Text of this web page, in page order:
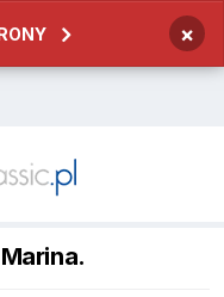
×